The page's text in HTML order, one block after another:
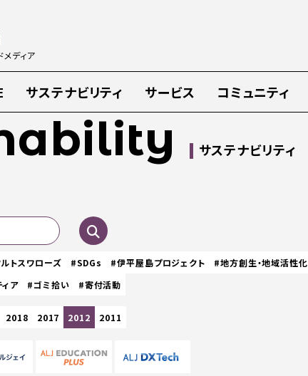
ディア
サステナビリティ サービス コミュニティ
サステナビリティ
トスワローズ #SDGs #伊平屋島プロジェクト #地方創生・地域活性化
ア #ゴミ拾い #寄付活動
2018 2017 2012 2011